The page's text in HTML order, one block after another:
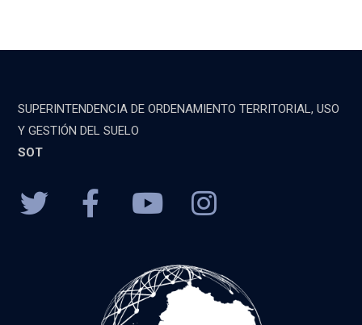
SUPERINTENDENCIA DE ORDENAMIENTO TERRITORIAL, USO
Y GESTIÓN DEL SUELO
SOT